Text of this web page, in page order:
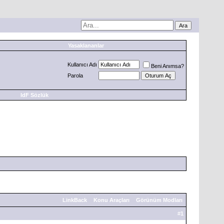
Yasaklananlar
Kullanıcı Adı
Beni Anımsa?
Parola
IdF Sözlük
LinkBack Konu Araçları Görünüm Modları
#1